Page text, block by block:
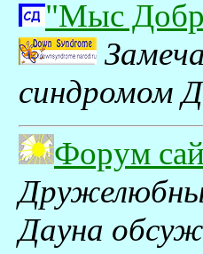
"Мыс
синдромом
Форум
Дауна